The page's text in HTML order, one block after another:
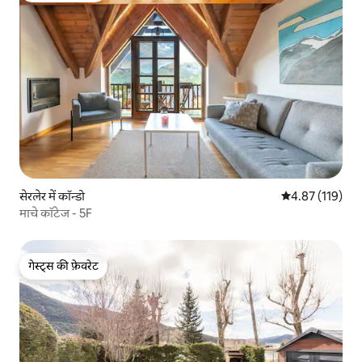
सेरलेर में कॉन्डो औसत रेटिंग 5 में से
4.87 (119)
माचे कॉटेज - 5F
गेस्ट्स की फ़ेवरेट
गेस्ट्स की फ़ेवरेट